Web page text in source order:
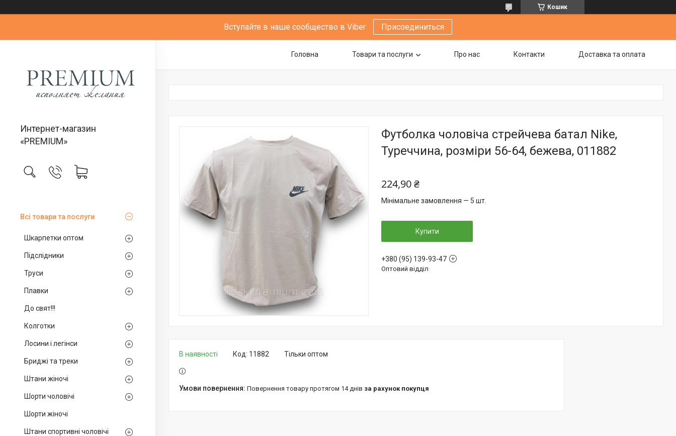
Кошик
Вступайте в наше сообщество в Viber Присоединиться
Интернет-магазин
«PREMIUM»
Всі товари та послуги
Шкарпетки оптом
Підслідники
Труси
Плавки
До свят!!!
Колготки
Лосини і легінси
Бриджі та треки
Штани жіночі
Шорти чоловічі
Шорти жіночі
Штани спортивні чоловічі
Головна Товари та послуги Про нас Контакти Доставка та оплата
Футболка чоловіча стрейчева батал Nike,
Туреччина, розміри 56-64, бежева, 011882
224,90 ₴
Мінімальне замовлення — 5 шт.
Купити
+380 (95) 139-93-47
Оптовий відділ
В наявності Тільки оптом
Код: 11882
повернення товару протягом 14 днів за рахунок покупця